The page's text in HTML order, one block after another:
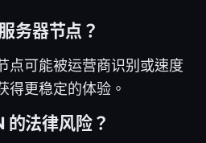
务器节点？
点可能被运营商识别或速度
得更稳定的体验。
的法律风险？